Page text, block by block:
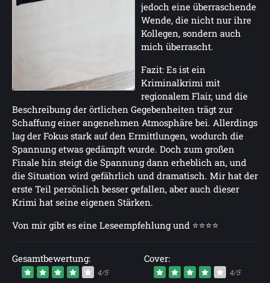
jedoch eine überraschende
Wende, die nicht nur ihre
Kollegen, sondern auch
mich überrascht.
Fazit: Es ist ein
Kriminalkrimi mit
regionalem Flair, und die
Beschreibung der örtlichen Gegebenheiten trägt zur
Schaffung einer angenehmen Atmosphäre bei. Allerdings
lag der Fokus stark auf den Ermittlungen, wodurch die
Spannung etwas gedämpft wurde. Doch zum großen
Finale hin steigt die Spannung dann erheblich an, und
die Situation wird gefährlich und dramatisch. Mir hat der
erste Teil persönlich besser gefallen, aber auch dieser
Krimi hat seine eigenen Stärken.
Von mir gibt es eine Leseempfehlung und ⭐⭐⭐⭐
Gesamtbewertung:
4/5
Cover:
4/5